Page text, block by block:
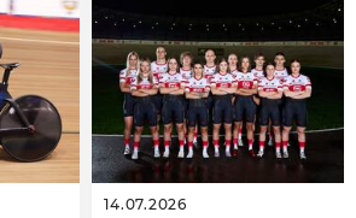
14.07.2026